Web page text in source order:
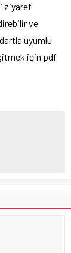
ziyaret
ve
uyumlu
için pdf